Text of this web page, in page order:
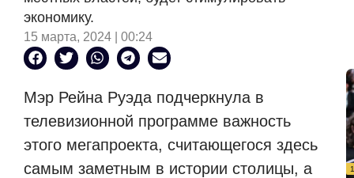
экономику.
15 марта, 2024 | 00:24
Мэр Рейна Руэда подчеркнула в
телевизионной программе важность
этого мегапроекта, считающегося здесь
самым заметным в истории столицы, а